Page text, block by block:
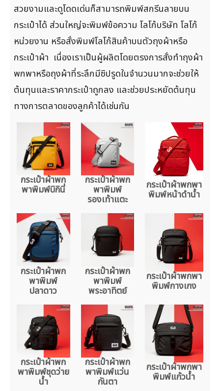
สวยงามและดูโดดเด่นก็สามารถพิมพ์สกรีนลายบน
กระเป๋าได้ ส่วนใหญ่จะพิมพ์ข้อความ โลโก้บริษัท โลโก้
หน่วยงาน หรือสั่งพิมพ์โลโก้สินค้าบนตัวถุงผ้าหรือ
กระเป๋าผ้า เนื่องเราเป็นผู้ผลิตโดยตรงการสั่งทำถุงผ้า
พกพาหรือถุงผ้าที่ระลึกมีซิปรูดในจำนวนมากจะช่วยให้
ต้นทุนและราคากระเป๋าถูกลง และช่วยประหยัดต้นทุน
ทางการตลาดของลูกค้าได้เช่นกัน
กระเป๋าผ้าพก
พาพิมพ์บิกินี่
กระเป๋าผ้าพก
พาพิมพ์
รองเท้าแตะ
กระเป๋าผ้าพกพา
พิมพ์หน้าดำน้ำ
กระเป๋าผ้าพก
พาพิมพ์
ปลาดาว
กระเป๋าผ้าพก
พาพิมพ์
พระอาทิตย์
กระเป๋าผ้าพกพา
พิมพ์กางเกง
กระเป๋าผ้าพก
พาพิมพ์ชุดว่าย
น้ำ
กระเป๋าผ้าพก
พาพิมพ์แว่น
กันตา
กระเป๋าผ้าพกพา
พิมพ์แก้วน้ำ